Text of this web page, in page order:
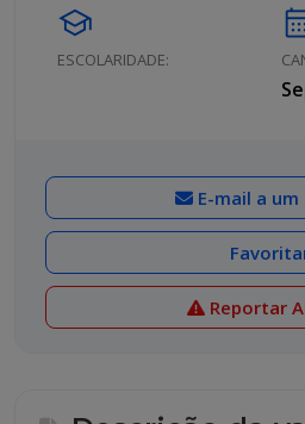
school
ESCOLARIDADE:
E-mail a um
Reportar